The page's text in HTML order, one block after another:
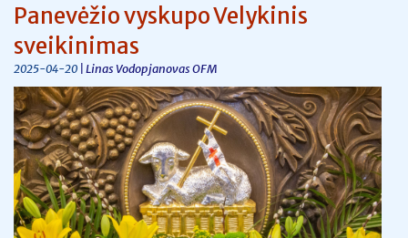
Panevėžio vyskupo Velykinis
sveikinimas
2025-04-20 | Linas Vodopjanovas OFM